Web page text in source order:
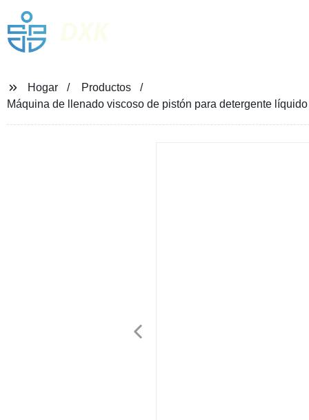
Hogar
Productos
Máquina de llenado viscoso de pistón para detergente